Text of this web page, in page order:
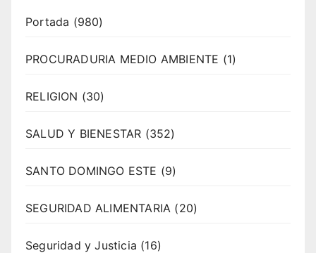
Portada (980)
PROCURADURIA MEDIO AMBIENTE (1)
RELIGION (30)
SALUD Y BIENESTAR (352)
SANTO DOMINGO ESTE (9)
SEGURIDAD ALIMENTARIA (20)
Seguridad y Justicia (16)